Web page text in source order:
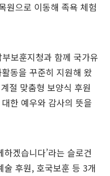
원으로 이동해 족욕 체험
보훈지청과 함께 국가유
동을 꾸준히 지원해 왔
절 맞춤형 보양식 후원
한 예우와 감사의 뜻을
겠습니다’라는 슬로건
술 후원, 호국보훈 등 3개